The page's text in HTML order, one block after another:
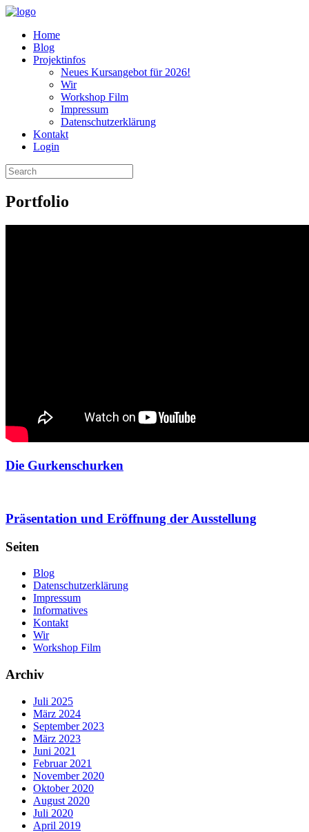
Home
Blog
Projektinfos
Neues Kursangebot für 2026!
Wir
Workshop Film
Impressum
Datenschutzerklärung
Kontakt
Login
Search
for:
Portfolio
Die Gurkenschurken
Präsentation und Eröffnung der Ausstellung
Seiten
Blog
Datenschutzerklärung
Impressum
Informatives
Kontakt
Wir
Workshop Film
Archiv
Juli 2025
März 2024
September 2023
März 2023
Juni 2021
Februar 2021
November 2020
Oktober 2020
August 2020
Juli 2020
April 2019